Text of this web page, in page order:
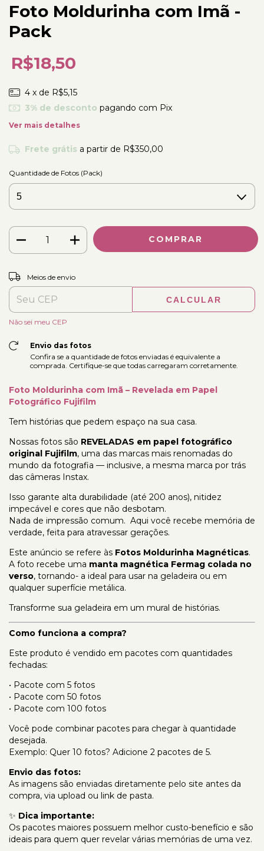
Foto Moldurinha com Imã -
Pack
R$18,50
4 x de R$5,15
3% de desconto pagando com Pix
Ver mais detalhes
Frete grátis a partir de R$350,00
Quantidade de Fotos (Pack)
Entregas para o CEP:
Meios de envio
CALCULAR
Não sei meu CEP
Envio das fotos
Confira se a quantidade de fotos enviadas é equivalente a
comprada. Certifique-se que todas carregaram corretamente.
Foto Moldurinha com Imã – Revelada em Papel
Fotográfico Fujifilm
Tem histórias que pedem espaço na sua casa.
Nossas fotos são REVELADAS em papel fotográfico
original Fujifilm, uma das marcas mais renomadas do
mundo da fotografia — inclusive, a mesma marca por trás
das câmeras Instax.
Isso garante alta durabilidade (até 200 anos), nitidez
impecável e cores que não desbotam.
Nada de impressão comum. Aqui você recebe memória de
verdade, feita para atravessar gerações.
Este anúncio se refere às Fotos Moldurinha Magnéticas.
A foto recebe uma manta magnética Fermag colada no
verso, tornando- a ideal para usar na geladeira ou em
qualquer superfície metálica.
Transforme sua geladeira em um mural de histórias.
Como funciona a compra?
Este produto é vendido em pacotes com quantidades
fechadas:
• Pacote com 5 fotos
• Pacote com 50 fotos
• Pacote com 100 fotos
Você pode combinar pacotes para chegar à quantidade
desejada.
Exemplo: Quer 10 fotos? Adicione 2 pacotes de 5.
Envio das fotos:
As imagens são enviadas diretamente pelo site antes da
compra, via upload ou link de pasta.
✨ Dica importante:
Os pacotes maiores possuem melhor custo-benefício e são
ideais para quem quer revelar várias memórias de uma vez.